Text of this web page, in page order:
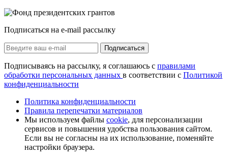
Подписаться на e-mail рассылку
Подписаться
Подписываясь на рассылку, я соглашаюсь с правилами
обработки персональных данных в соответствии с Политикой
конфиденциальности
Политика конфиденциальности
Правила перепечатки материалов
Мы используем файлы cookie, для персонализации
сервисов и повышения удобства пользования сайтом.
Если вы не согласны на их использование, поменяйте
настройки браузера.